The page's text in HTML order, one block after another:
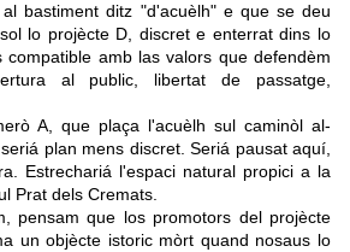
al bastiment ditz "d'acuèlh" e que se deu
lo projècte D, discret e enterrat dins lo
compatible amb las valors que defendèm
al public, libertat de passatge,
A, que plaça l'acuèlh sul caminòl al-
plan mens discret. Seriá pausat aquí,
Estrechariá l'espaci natural propici a la
Prat dels Cremats.
que los promotors del projècte
un objècte istoric mòrt quand nosaus lo